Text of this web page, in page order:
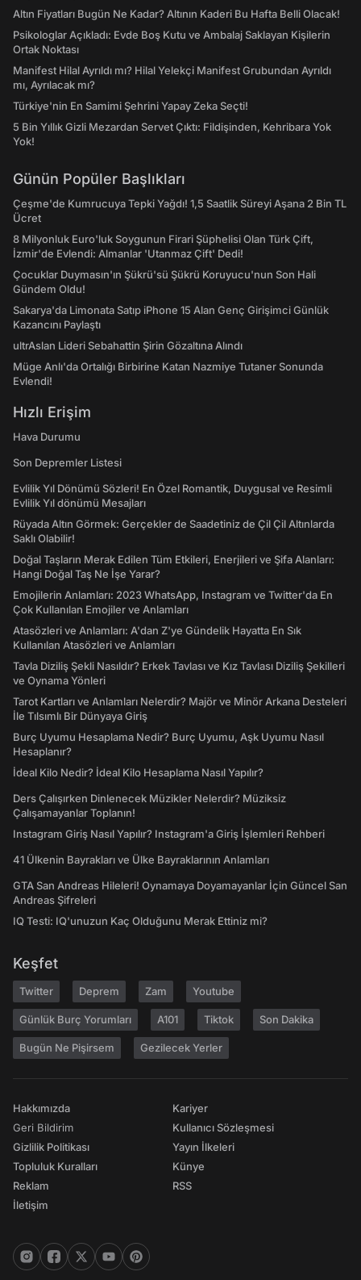
Altın Fiyatları Bugün Ne Kadar? Altının Kaderi Bu Hafta Belli Olacak!
Psikologlar Açıkladı: Evde Boş Kutu ve Ambalaj Saklayan Kişilerin
Ortak Noktası
Manifest Hilal Ayrıldı mı? Hilal Yelekçi Manifest Grubundan Ayrıldı
mı, Ayrılacak mı?
Türkiye'nin En Samimi Şehrini Yapay Zeka Seçti!
5 Bin Yıllık Gizli Mezardan Servet Çıktı: Fildişinden, Kehribara Yok
Yok!
Günün Popüler Başlıkları
Çeşme'de Kumrucuya Tepki Yağdı! 1,5 Saatlik Süreyi Aşana 2 Bin TL
Ücret
8 Milyonluk Euro'luk Soygunun Firari Şüphelisi Olan Türk Çift,
İzmir'de Evlendi: Almanlar 'Utanmaz Çift' Dedi!
Çocuklar Duymasın'ın Şükrü'sü Şükrü Koruyucu'nun Son Hali
Gündem Oldu!
Sakarya'da Limonata Satıp iPhone 15 Alan Genç Girişimci Günlük
Kazancını Paylaştı
ultrAslan Lideri Sebahattin Şirin Gözaltına Alındı
Müge Anlı'da Ortalığı Birbirine Katan Nazmiye Tutaner Sonunda
Evlendi!
Hızlı Erişim
Hava Durumu
Son Depremler Listesi
Evlilik Yıl Dönümü Sözleri! En Özel Romantik, Duygusal ve Resimli
Evlilik Yıl dönümü Mesajları
Rüyada Altın Görmek: Gerçekler de Saadetiniz de Çil Çil Altınlarda
Saklı Olabilir!
Doğal Taşların Merak Edilen Tüm Etkileri, Enerjileri ve Şifa Alanları:
Hangi Doğal Taş Ne İşe Yarar?
Emojilerin Anlamları: 2023 WhatsApp, Instagram ve Twitter'da En
Çok Kullanılan Emojiler ve Anlamları
Atasözleri ve Anlamları: A'dan Z'ye Gündelik Hayatta En Sık
Kullanılan Atasözleri ve Anlamları
Tavla Diziliş Şekli Nasıldır? Erkek Tavlası ve Kız Tavlası Diziliş Şekilleri
ve Oynama Yönleri
Tarot Kartları ve Anlamları Nelerdir? Majör ve Minör Arkana Desteleri
İle Tılsımlı Bir Dünyaya Giriş
Burç Uyumu Hesaplama Nedir? Burç Uyumu, Aşk Uyumu Nasıl
Hesaplanır?
İdeal Kilo Nedir? İdeal Kilo Hesaplama Nasıl Yapılır?
Ders Çalışırken Dinlenecek Müzikler Nelerdir? Müziksiz
Çalışamayanlar Toplanın!
Instagram Giriş Nasıl Yapılır? Instagram'a Giriş İşlemleri Rehberi
41 Ülkenin Bayrakları ve Ülke Bayraklarının Anlamları
GTA San Andreas Hileleri! Oynamaya Doyamayanlar İçin Güncel San
Andreas Şifreleri
IQ Testi: IQ'unuzun Kaç Olduğunu Merak Ettiniz mi?
Keşfet
Twitter Deprem Zam Youtube
Günlük Burç Yorumları A101 Tiktok Son Dakika
Bugün Ne Pişirsem Gezilecek Yerler
Hakkımızda
Geri Bildirim
Gizlilik Politikası
Topluluk Kuralları
Reklam
İletişim
Kariyer
Kullanıcı Sözleşmesi
Yayın İlkeleri
Künye
RSS